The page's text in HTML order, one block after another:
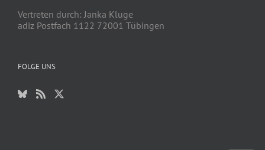
Vertreten durch: Janka Kluge
adiz Postfach 1122 72001 Tübingen
FOLGE UNS